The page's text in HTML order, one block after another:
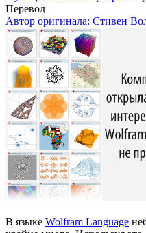
Перевод
Автор оригинала: Стивен
В языке Wolfram Language